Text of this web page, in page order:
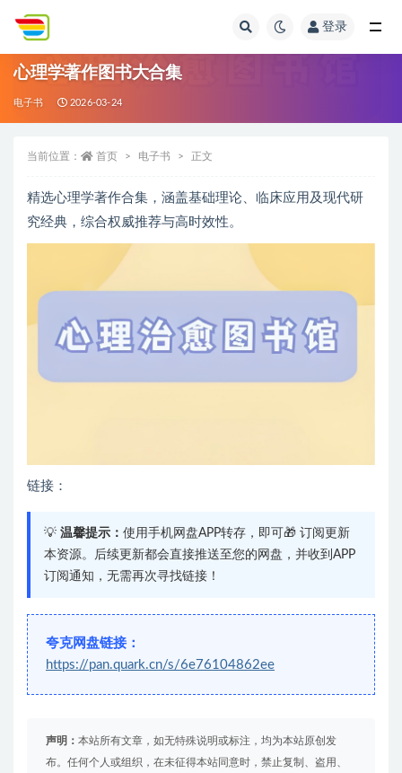
登录
心理学著作图书大合集
电子书 2026-03-24
当前位置： 首页 电子书 正文
精选心理学著作合集，涵盖基础理论、临床应用及现代研
究经典，综合权威推荐与高时效性。
链接：
💡 温馨提示： 使用手机网盘APP转存，即可🎁 订阅更新
本资源。后续更新都会直接推送至您的网盘，并收到APP
订阅通知，无需再次寻找链接！
夸克网盘链接：
https://pan.quark.cn/s/6e76104862ee
声明： 本站所有文章，如无特殊说明或标注，均为本站原创发
布。任何个人或组织，在未征得本站同意时，禁止复制、盗用、